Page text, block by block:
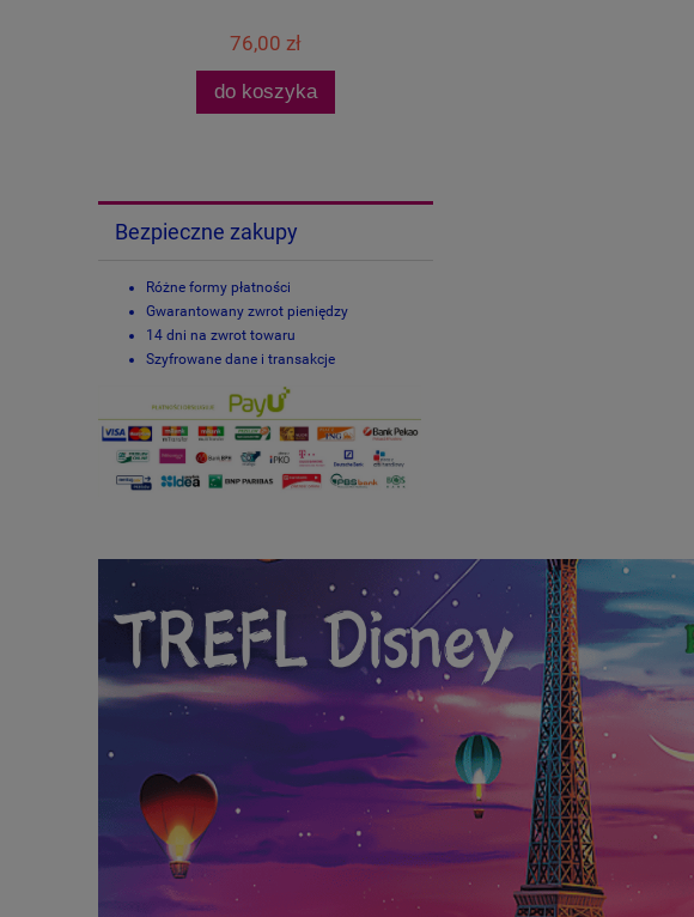
76,00 zł
do koszyka
Bezpieczne zakupy
Różne formy płatności
Gwarantowany zwrot pieniędzy
14 dni na zwrot towaru
Szyfrowane dane i transakcje